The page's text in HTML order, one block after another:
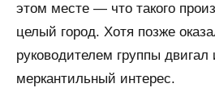
этом месте — что такого
целый город. Хотя позже
руководителем группы
меркантильный интерес.